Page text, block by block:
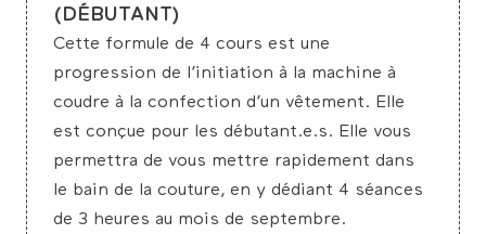
(DÉBUTANT)
Cette formule de 4 cours est une
progression de l’initiation à la machine à
coudre à la confection d’un vêtement. Elle
est conçue pour les débutant.e.s. Elle vous
permettra de vous mettre rapidement dans
le bain de la couture, en y dédiant 4 séances
de 3 heures au mois de septembre.